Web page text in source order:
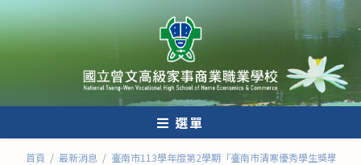
跳
轉
至
內
選單
首頁 / 最新消息 / 臺南市113學年度第2學期「臺南市清寒優秀學生獎學金」